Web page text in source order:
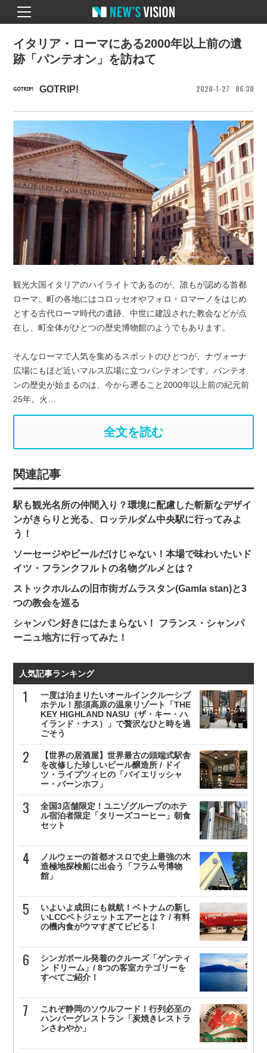
GOTRIP! 2020 1 27 06 30
イタリア・ローマにある2000年以上前の遺
跡「パンテオン」を訪ねて
観光大国イタリアのハイライトであるのが、誰もが認める首都
ローマ。町の各地にはコロッセオやフォロ・ロマーノをはじめ
とする古代ローマ時代の遺跡、中世に建設された教会などが点
在し、町全体がひとつの歴史博物館のようでもあります。
そんなローマで人気を集めるスポットのひとつが、ナヴォーナ
広場にもほど近いマルス広場に立つパンテオンです。パンテオ
ンの歴史が始まるのは、今から遡ること2000年以上前の紀元前
25年。火…
全文を読む
関連記事
駅も観光名所の仲間入り？環境に配慮した斬新なデザイ
ンがきらりと光る、ロッテルダム中央駅に行ってみよ
う！
ソーセージやビールだけじゃない！本場で味わいたいド
イツ・フランクフルトの名物グルメとは？
ストックホルムの旧市街ガムラスタン(Gamla stan)と3
つの教会を巡る
シャンパン好きにはたまらない！ フランス・シャンパ
ーニュ地方に行ってみた！
人気記事ランキング
一度は泊まりたいオールインクルーシブ
ホテル！那須高原の温泉リゾート「THE
KEY HIGHLAND NASU（ザ・キー・ハ
イランド・ナス）」で贅沢なひと時を過
ごそう
【世界の居酒屋】世界最古の頭端式駅舎
を改修した珍しいビール醸造所 / ドイ
ツ・ライプツィヒの「バイエリッシャ
ー・バーンホフ」
全国3店舗限定！ユニゾグループのホテ
ル宿泊者限定「タリーズコーヒー」朝食
セット
ノルウェーの首都オスロで史上最強の木
造極地探検船に出会う「フラム号博物
館」
いよいよ成田にも就航！ベトナムの新し
いLCCベトジェットエアーとは？ / 有料
の機内食がウマすぎてビビる！
シンガポール発着のクルーズ「ゲンティ
ン ドリーム」/ 8つの客室カテゴリーを
すべてご紹介！
これぞ静岡のソウルフード！行列必至の
ハンバーグレストラン「炭焼きレストラ
ンさわやか」